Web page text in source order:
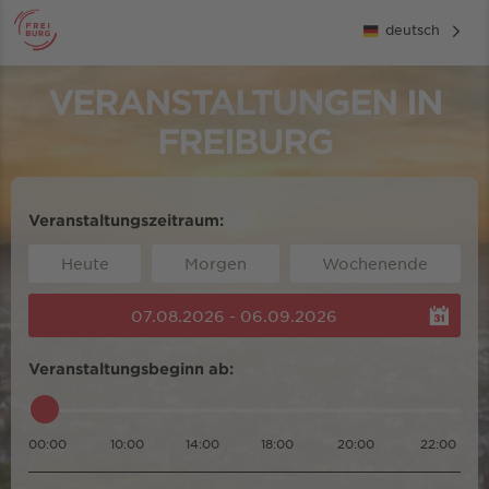
deutsch
VERANSTALTUNGEN IN
FREIBURG
Veranstaltungszeitraum:
Heute Morgen Wochenende
07.08.2026 - 06.09.2026
Veranstaltungsbeginn ab:
00:00 10:00 14:00 18:00 20:00 22:00